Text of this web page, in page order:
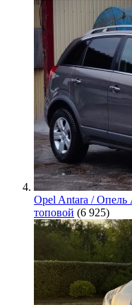
Opel Antara / Опель
топовой (6 925)